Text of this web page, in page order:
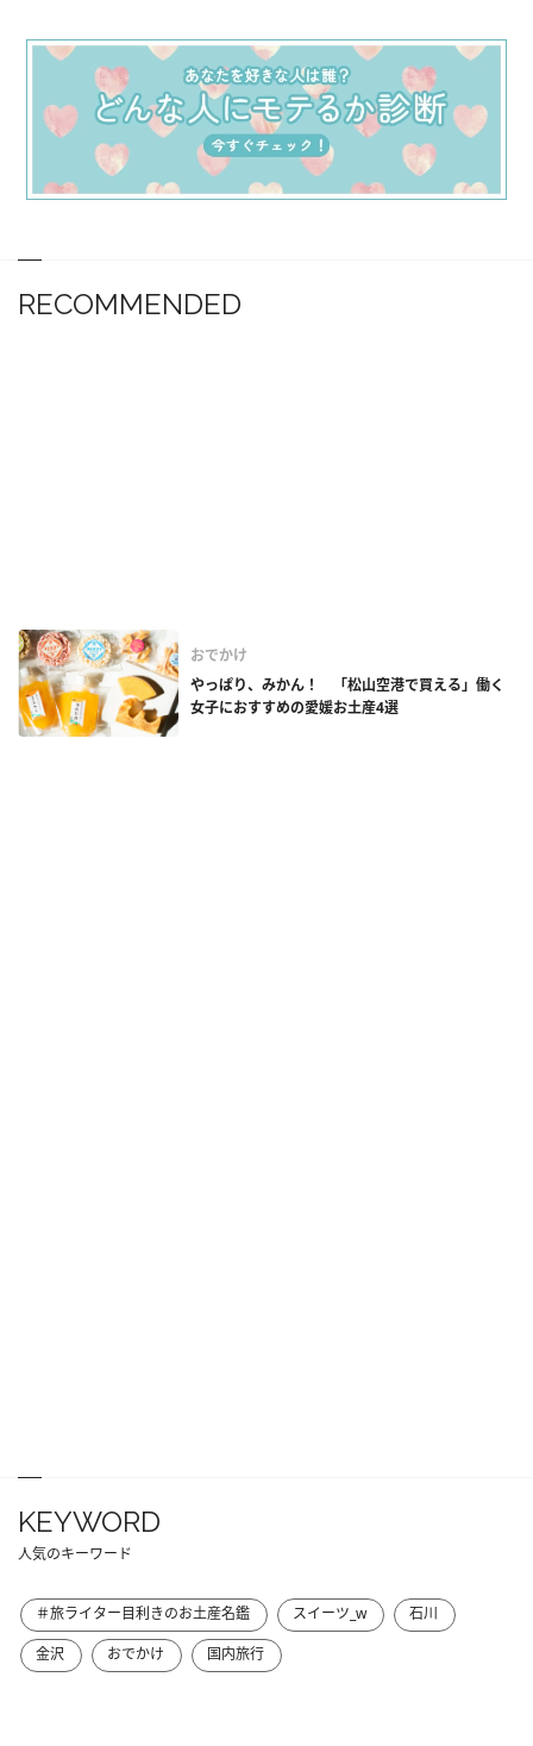
RECOMMENDED
おでかけ
やっぱり、みかん！ 「松山空港で買える」働く
女子におすすめの愛媛お土産4選
KEYWORD
人気のキーワード
＃旅ライター目利きのお土産名鑑 スイーツ_w
石川
金沢
おでかけ 国内旅行